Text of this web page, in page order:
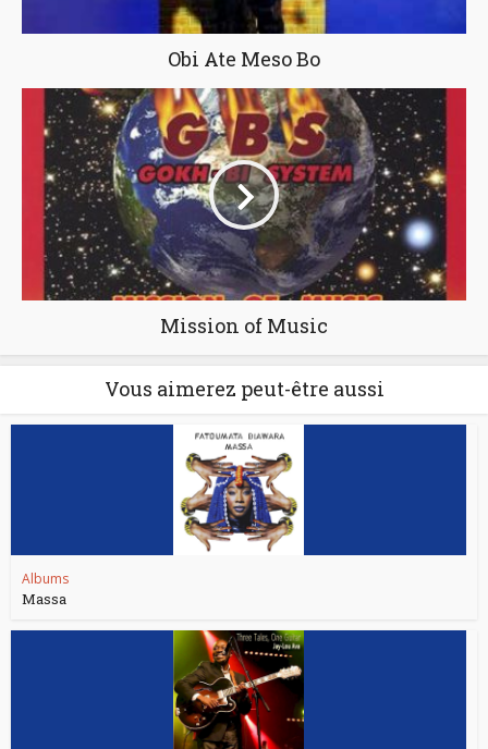
Obi Ate Meso Bo
Mission of Music
Vous aimerez peut-être aussi
Albums
Massa